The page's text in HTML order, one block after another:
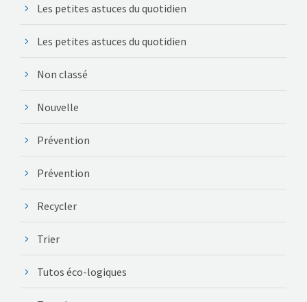
Les petites astuces du quotidien
Les petites astuces du quotidien
Non classé
Nouvelle
Prévention
Prévention
Recycler
Trier
Tutos éco-logiques